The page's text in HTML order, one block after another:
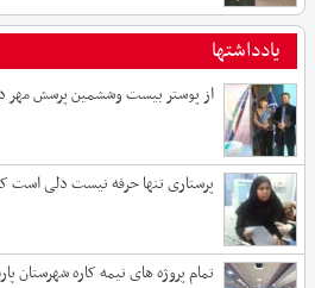
یادداشتها
از پوستر بیست وششمین پرسش مهر
پرستاری تنها حرفه نیست دلی است
تمام پروژه های نیمه کاره شهرستان